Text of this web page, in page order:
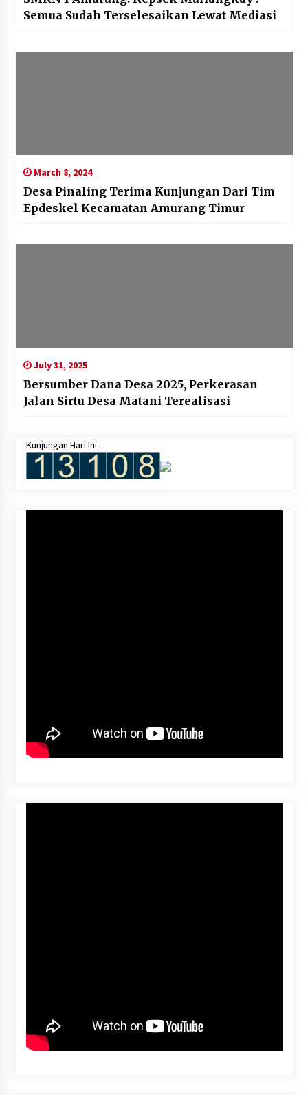
Semua Sudah Terselesaikan Lewat Mediasi
March 8, 2024
Desa Pinaling Terima Kunjungan Dari Tim
Epdeskel Kecamatan Amurang Timur
July 31, 2025
Bersumber Dana Desa 2025, Perkerasan
Jalan Sirtu Desa Matani Terealisasi
Kunjungan Hari Ini :